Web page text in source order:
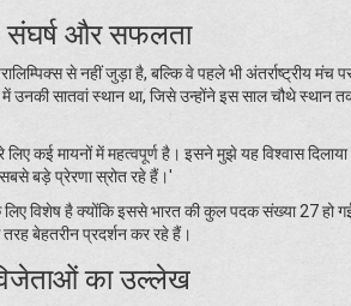
संघर्ष और सफलता
से नहीं जुड़ा है, बल्कि वे पहले भी अंतर्राष्ट्रीय
उनकी सातवां स्थान था, जिसे उन्होंने इस साल चौथे स्थान
कई मायनों में महत्वपूर्ण है। इसने मुझे यह विश्वास
बड़े प्रेरणा स्रोत रहे हैं।'
विशेष है क्योंकि इससे भारत की कुल पदक संख्या 27 हो
तरह बेहतरीन प्रदर्शन कर रहे हैं।
का उल्लेख